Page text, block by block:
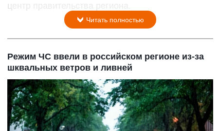
центр правительства региона.
Читать полностью
Режим ЧС ввели в российском регионе из-за
шквальных ветров и ливней